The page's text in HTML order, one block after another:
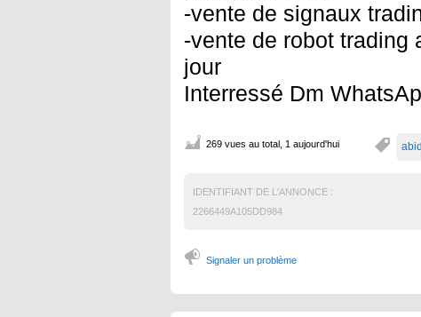
-vente de signaux
-vente de robot trading
jour
Interressé Dm
269 vues au total, 1 aujourd'hui
IDENTIFIANT DE L'ANNONCE :
2266449A105DD984
Signaler un problème